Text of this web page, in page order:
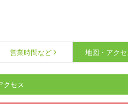
営業時間など 地図・アクセ
クセス